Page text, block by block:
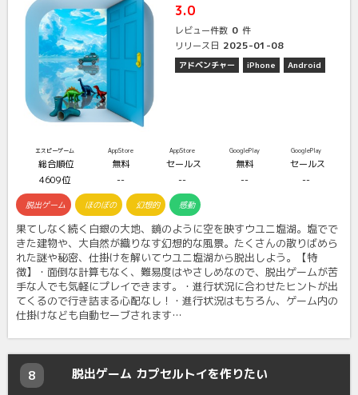
3.0
レビュー件数 0 件
リリース日 2025-01-08
アドベンチャー iPhone Android
エスピーゲーム
総合順位
4609位
AppStore
無料
--
AppStore
セールス
--
GooglePlay
無料
--
GooglePlay
セールス
--
脱出ゲーム ほのぼの 幻想的 感動
果てしなく続く白銀の大地、鏡のように空を映すウユニ塩湖。塩でで
きた建物や、大自然が織りなす幻想的な風景。たくさんの散りばめら
れた謎や秘密、仕掛けを解いてウユニ塩湖から脱出しよう。【特
徴】・面倒な計算もなく、難易度はやさしめなので、脱出ゲームが苦
手な人でも気軽にプレイできます。・進行状況に合わせたヒントが出
てくるので行き詰まる心配なし！・進行状況はもちろん、ゲーム内の
仕掛けなども自動セーブされます…
8 脱出ゲーム カプセルトイを作りたい